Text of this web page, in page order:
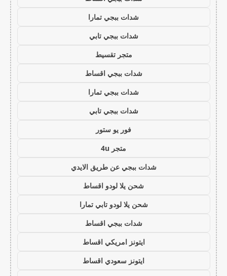
شدات ببجي تمارا
شدات ببجي تابي
متجر تقسيط
شدات ببجي اقساط
شدات ببجي تمارا
شدات ببجي تابي
فور يو ستور
متجر 4u
شدات ببجي عن طريق الايدي
شحن يلا لودو اقساط
شحن يلا لودو تابي تمارا
شدات ببجي اقساط
ايتونز امريكي اقساط
ايتونز سعودي اقساط